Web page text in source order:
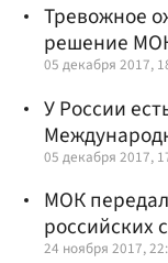
Тревожное
решение
05 декабря 2017,
У России
05 декабря 2017,
МОК
российских
24 ноября 2017,